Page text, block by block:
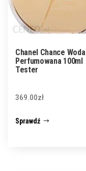
Chanel Chance Woda
Perfumowana 100ml
Tester
369.00zł
Sprawdź